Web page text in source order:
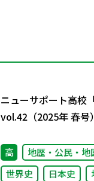
ニューサポート高校
vol.42（2025年 春号）
高
地歴・公民・地
世界史
日本史